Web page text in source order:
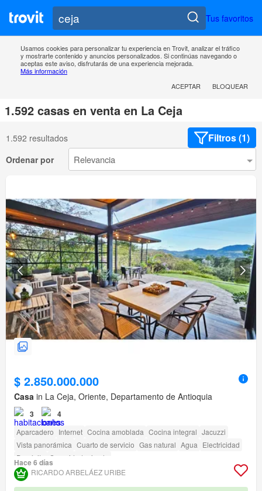
Tus favoritos
Usamos cookies para personalizar tu experiencia en Trovit, analizar el tráfico
y mostrarte contenido y anuncios personalizados. Si continúas navegando o
aceptas este aviso, disfrutarás de una experiencia mejorada.
Más información
ACEPTAR
BLOQUEAR
1.592 casas en venta en La Ceja
1.592 resultados Filtros (1)
Ordenar por
$ 2.850.000.000
Casa in La Ceja, Oriente, Departamento de Antioquia
3 4
Aparcadero Internet Cocina amoblada Cocina integral Jacuzzi
Vista panorámica Cuarto de servicio Gas natural Agua Electricidad
Depósito Seguridad privada
Hace 6 días
RICARDO ARBELÁEZ URIBE